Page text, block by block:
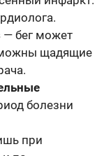
— бег может
щадящие
болезни
при